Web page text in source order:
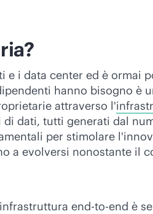
i data center ed è ormai
hanno bisogno è
attraverso l'
dati, tutti generati dal
per stimolare
a evolversi nonostante il
end-to-end è